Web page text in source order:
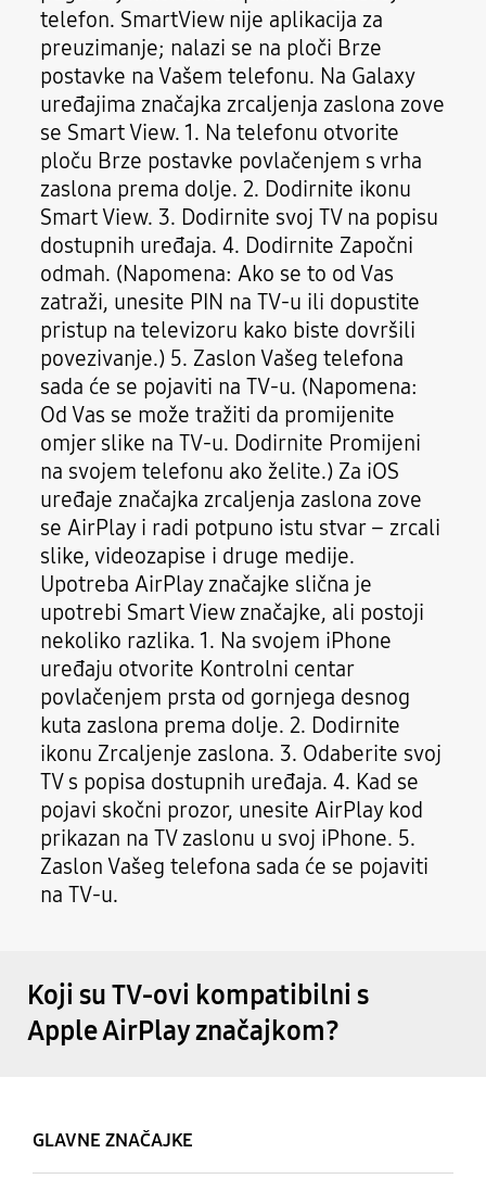
telefon. SmartView nije aplikacija za
preuzimanje; nalazi se na ploči Brze
postavke na Vašem telefonu. Na Galaxy
uređajima značajka zrcaljenja zaslona zove
se Smart View. 1. Na telefonu otvorite
ploču Brze postavke povlačenjem s vrha
zaslona prema dolje. 2. Dodirnite ikonu
Smart View. 3. Dodirnite svoj TV na popisu
dostupnih uređaja. 4. Dodirnite Započni
odmah. (Napomena: Ako se to od Vas
zatraži, unesite PIN na TV-u ili dopustite
pristup na televizoru kako biste dovršili
povezivanje.) 5. Zaslon Vašeg telefona
sada će se pojaviti na TV-u. (Napomena:
Od Vas se može tražiti da promijenite
omjer slike na TV-u. Dodirnite Promijeni
na svojem telefonu ako želite.) Za iOS
uređaje značajka zrcaljenja zaslona zove
se AirPlay i radi potpuno istu stvar – zrcali
slike, videozapise i druge medije.
Upotreba AirPlay značajke slična je
upotrebi Smart View značajke, ali postoji
nekoliko razlika. 1. Na svojem iPhone
uređaju otvorite Kontrolni centar
povlačenjem prsta od gornjega desnog
kuta zaslona prema dolje. 2. Dodirnite
ikonu Zrcaljenje zaslona. 3. Odaberite svoj
TV s popisa dostupnih uređaja. 4. Kad se
pojavi skočni prozor, unesite AirPlay kod
prikazan na TV zaslonu u svoj iPhone. 5.
Zaslon Vašeg telefona sada će se pojaviti
na TV-u.
Koji su TV-ovi kompatibilni s
Apple AirPlay značajkom?
GLAVNE ZNAČAJKE